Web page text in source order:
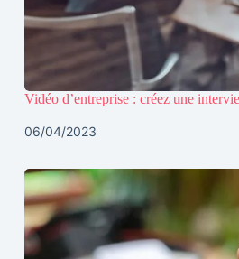
Vidéo d’entreprise : créez une
06/04/2023